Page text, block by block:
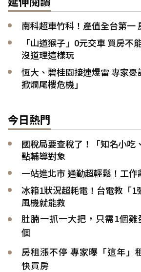
南科超車竹科！產值全台第一
「山道猴子」0元交車 買房不
沒道理這樣玩
恆大、碧桂園接連爆雷 專家
掀爛尾樓危機」
今日熱門
國稅局要查稅了！「知名小吃
點輔導對象
一站進北市 通勤超輕鬆！工
冰箱1狀況超耗電！台電教「1
風機就能救
肚腩一抓一大把，只需1個
個
房租漲不停 專家曝「這年」
快買房